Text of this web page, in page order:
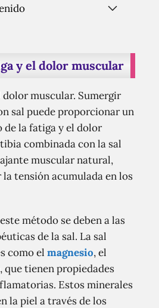
y el dolor muscular
muscular. Sumergir
sal puede proporcionar un
la fatiga y el dolor
combinada con la sal
muscular natural,
tensión acumulada en los
método se deben a las
de la sal. La sal
como el magnesio, el
que tienen propiedades
Estos minerales
la piel a través de los